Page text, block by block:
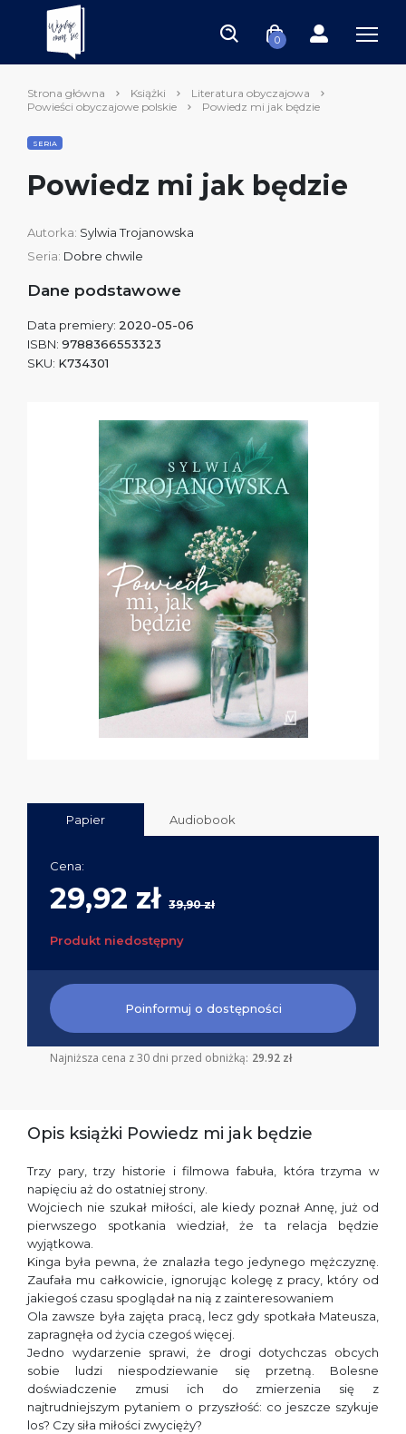
0
Strona główna Książki
Literatura obyczajowa
Powieści obyczajowe polskie
Powiedz mi jak będzie
SERIA
Powiedz mi jak będzie
Autorka: Sylwia Trojanowska
Seria: Dobre chwile
Dane podstawowe
Data premiery: 2020-05-06
ISBN: 9788366553323
SKU: K734301
Papier Audiobook
Cena:
29,92 zł 39,90 zł
Produkt niedostępny
Poinformuj o dostępności
Najniższa cena z 30 dni przed obniżką: 29.92 zł
Opis książki Powiedz mi jak będzie
Trzy pary, trzy historie i filmowa fabuła, która trzyma w
napięciu aż do ostatniej strony.
Wojciech nie szukał miłości, ale kiedy poznał Annę, już od
pierwszego spotkania wiedział, że ta relacja będzie
wyjątkowa.
Kinga była pewna, że znalazła tego jedynego mężczyznę.
Zaufała mu całkowicie, ignorując kolegę z pracy, który od
jakiegoś czasu spoglądał na nią z zainteresowaniem
Ola zawsze była zajęta pracą, lecz gdy spotkała Mateusza,
zapragnęła od życia czegoś więcej.
Jedno wydarzenie sprawi, że drogi dotychczas obcych
sobie ludzi niespodziewanie się przetną. Bolesne
doświadczenie zmusi ich do zmierzenia się z
najtrudniejszym pytaniem o przyszłość: co jeszcze szykuje
los? Czy siła miłości zwycięży?